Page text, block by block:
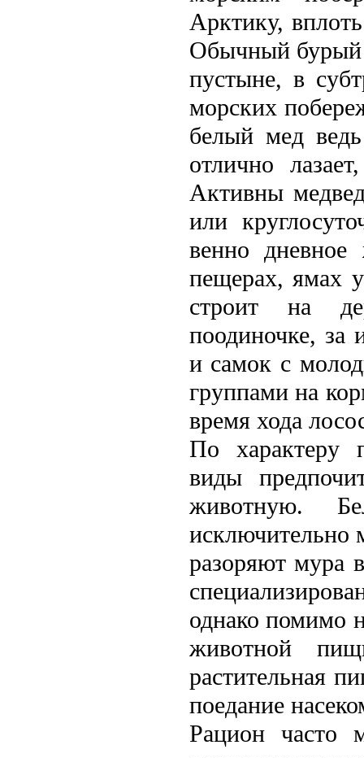
Арктику,
Обычный бурый
пустыне, в
морских
белый мед
отлично
Активны
или
вeнно
пещерах, ямах
строит на
поодиночке, за
и самок с
группами на
время хода
По характеру
виды
животную.
исключительно
разоряют мура
однако помимо
животной
растительная
поедание
Рацион часто